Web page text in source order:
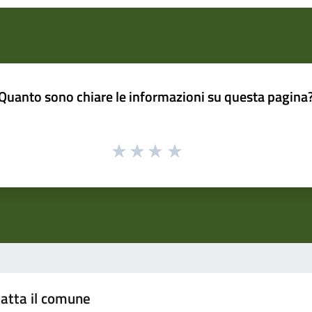
sono chiare le informazioni su questa
il comune